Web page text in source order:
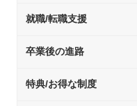
就職/転職支援
卒業後の進路
特典/お得な制度